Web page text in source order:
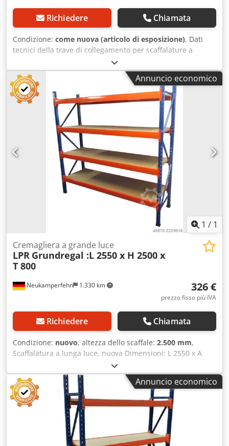
Richiedere Chiamata
Condizione: come nuova (articolo di esposizione), Dati
tecnici della trave di collegamento per scaffalature a
grande luce: Sistema di scaffalature: SSI Schäfer Tipo: WR
600 La fornitura comprende: Dcodohtippopfx Adzok 01 x
Trave di collegamento per scaffalature a grande luce,
seconda scelta Colore del materiale: RAL 5010, blu
pervinca Profilo a sezione rettangolare: 60 x 40 x 1,25 mm
Tipo di trave: TR4-240-064-25CEL QV71|71|3 Luce libera:
2.400 mm 02 x Perni di sicurezza, usati Esecuzione:
zincatura completa Per la sicurezza dei montanti
longitudinali, per evitare il sollevamento accidentale.
Informazioni generali sull'articolo: Questo articolo è
disponibile solo per il ritiro in loco. Eventuali costi
aggiuntivi per il trasporto o la spedizione di questo articolo
saranno calcolati separatamente in base al luogo di
consegna o all'ambito della fornitura.
Annuncio economico
1 / 1
Neukamperfehn 1.330 km
Cremagliera a grande luce
LPR Grundregal :L 2550 x H 2500 x
T 800
326 €
prezzo fisso più IVA
Richiedere Chiamata
Condizione: nuovo, altezza dello scaffale: 2.500 mm,
Scaffalatura a lunga luce, nuova Dimensioni: L 2550 x A
2500 x P 800 mm comprese 4 mensole Carico per mensole:
circa 250 kg in caso di carico uniformemente distribuito #-
#-#-#-#-#-#-#-#-#-#-#-#-#-#-#-#-# Scaffalatura base
composta da: 2 montanti per scaffalatura, 800x2500 mm
Dcjdpfx Adocfby Tezok non assemblati, comprensivi di
traverse orizzontali e diagonali, piedini in plastica 8
traverse da 2450 mm, comprese le spine di sicurezza 4
mensole da 2430x745 mm, spessore: 22 mm
Annuncio economico